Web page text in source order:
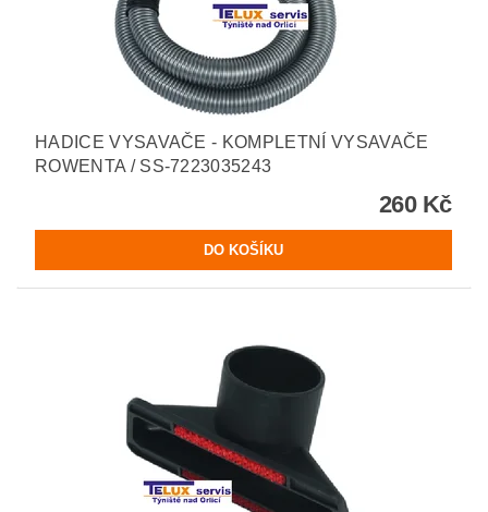
HADICE VYSAVAČE - KOMPLETNÍ VYSAVAČE
ROWENTA / SS-7223035243
260 Kč